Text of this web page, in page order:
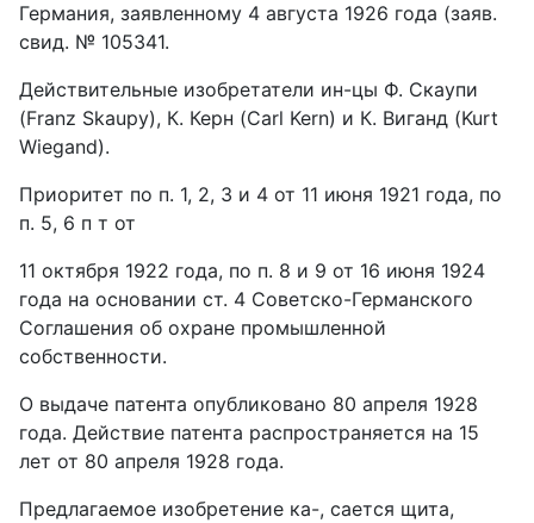
Германия, заявленному 4 августа 1926 года (заяв.
свид. № 105341.
Действительные изобретатели ин-цы Ф. Скаупи
(Franz Skaupy), К. Керн (Carl Kern) и К. Виганд (Kurt
Wiegand).
Приоритет по п. 1, 2, 3 и 4 от 11 июня 1921 года, по
п. 5, 6 п т от
11 октября 1922 года, по п. 8 и 9 от 16 июня 1924
года на основании ст. 4 Советско-Германского
Соглашения об охране промышленной
собственности.
О выдаче патента опубликовано 80 апреля 1928
года. Действие патента распространяется на 15
лет от 80 апреля 1928 года.
Предлагаемое изобретение ка-, сается щита,